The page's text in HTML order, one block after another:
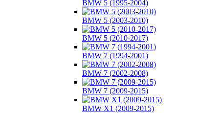
BMW 5 (1995-2004)
BMW 5 (2003-2010)
BMW 5 (2010-2017)
BMW 7 (1994-2001)
BMW 7 (2002-2008)
BMW 7 (2009-2015)
BMW X1 (2009-2015)